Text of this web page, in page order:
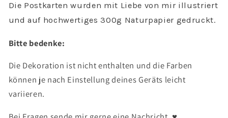
Die Postkarten wurden mit Liebe von mir illustriert
und auf hochwertiges 300g Naturpapier gedruckt.
Bitte bedenke:
Die Dekoration ist nicht enthalten und die Farben
können je nach Einstellung deines Geräts leicht
variieren.